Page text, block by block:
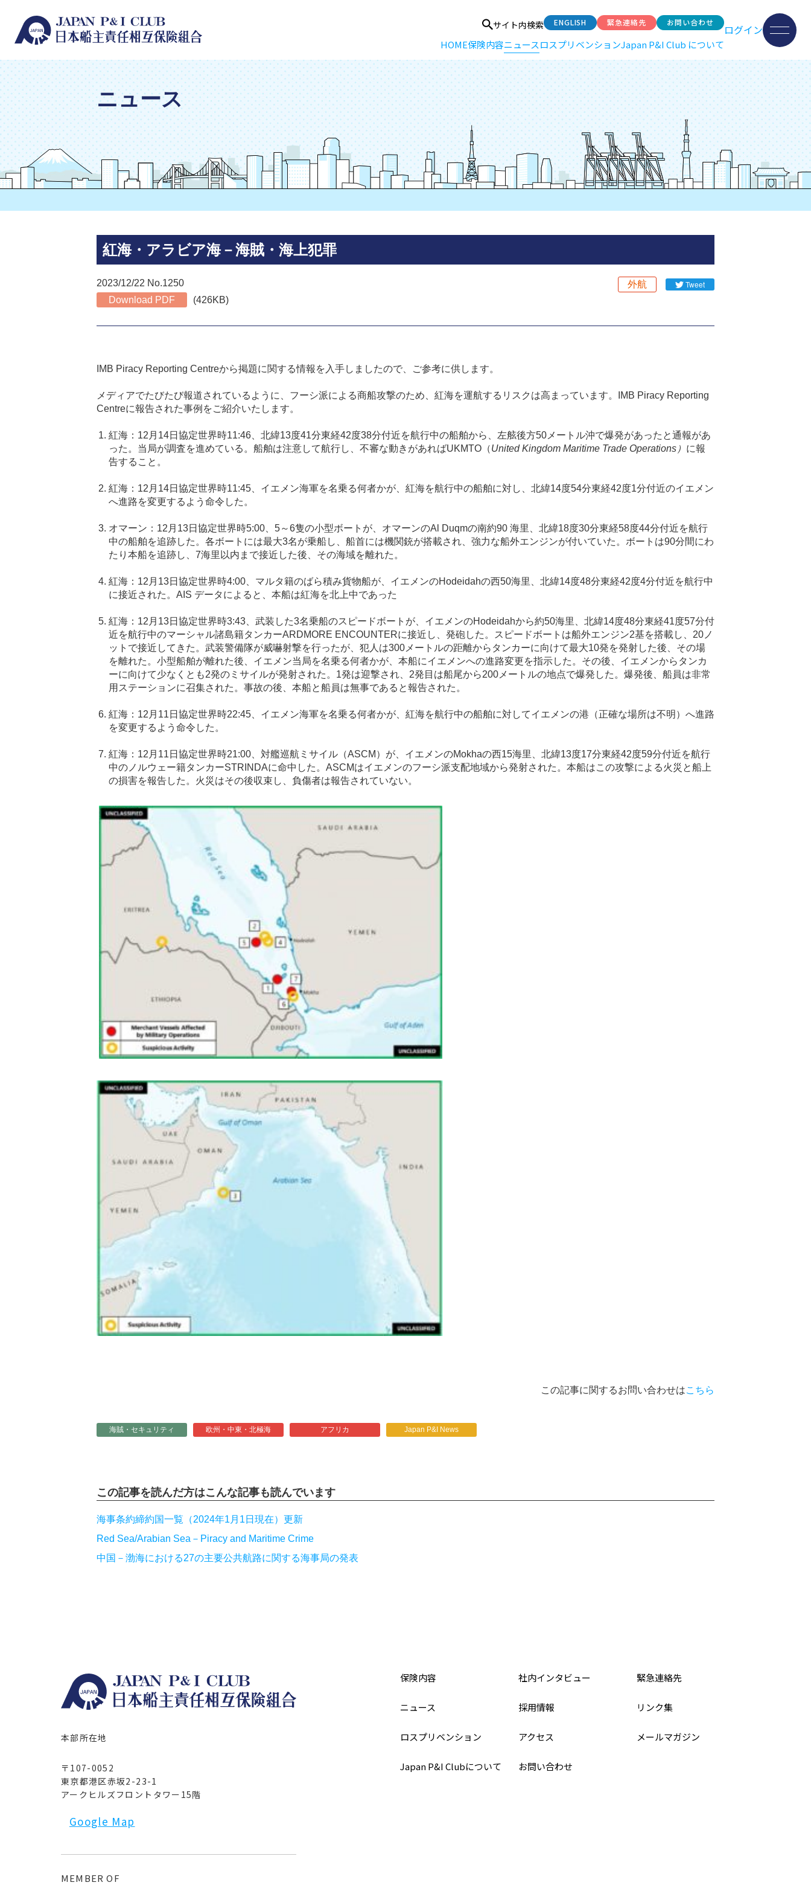
サイト内検索 ENGLISH 緊急連絡先 お問い合わせ
HOME保険内容ニュースロスプリベンションJapan P&I Club について
ログイン
ニュース
紅海・アラビア海－海賊・海上犯罪
2023/12/22 No.1250 外航
Tweet
Download PDF
(426KB)
IMB Piracy Reporting Centreから掲題に関する情報を入手しましたので、ご参考に供します。
メディアでたびたび報道されているように、フーシ派による商船攻撃のため、紅海を運航するリスクは高まっています。IMB Piracy Reporting
Centreに報告された事例をご紹介いたします。
紅海： 12 月 14日協定世界時11:46 、北緯13度41分東経42度38分付近を航行中の船舶から、左舷後方50 メートル沖で爆発があったと通報があ
った。当局が調査を進めている。船舶は注意して航行し、不審な動きがあればUKMTO （United Kingdom Maritime Trade Operations ） に報
告すること。
紅海： 12 月 14日協定世界時11:45 、イエメン海軍を名乗る何者かが、紅海を航行中の船舶に対し、北緯14度54分東経42度1分付近のイエメン
へ進路を変更するよう命令した。
オマーン： 12 月 13日協定世界時5:00 5～6隻の小型ボートが、オマーンのAl Duqmの南約90 海里、北緯18度30分東経58度44分付近を航行
中の船舶を追跡した。各ボートには最大3名が乗船し、船首には機関銃が搭載され、強力な船外エンジンが付いていた。ボートは90分間にわ
たり本船を追跡し、 7海里以内まで接近した後、その海域を離れた。
紅海： 12 月 13日協定世界時4:00 、マルタ籍のばら積み貨物船が、イエメンのHodeidahの西50海里、北緯14度48分東経42度4分付近を航行中
に接近された。 AIS データによると、本船は紅海を北上中であった
紅海： 12 月 13日協定世界時3:43 、武装した3名乗船のスピードボートが、イエメンのHodeidahから約50海里、北緯14度48分東経41度57分付
近を航行中のマーシャル諸島籍タンカーARDMORE ENCOUNTERに接近し、発砲した。スピードボートは船外エンジン2基を搭載し、 20 ノ
ットで接近してきた。武装警備隊が威嚇射撃を行ったが、犯人は300 メートルの距離からタンカーに向けて最大10発を発射した後、その場
を離れた。小型船舶が離れた後、イエメン当局を名乗る何者かが、本船にイエメンへの進路変更を指示した。その後、イエメンからタンカ
ーに向けて少なくとも2発のミサイルが発射された。 1発は迎撃され、 2発目は船尾から200 メートルの地点で爆発した。爆発後、船員は非常
用ステーションに召集された。事故の後、本船と船員は無事であると報告された。
紅海： 12 月 11 日協定世界時22:45 、イエメン海軍を名乗る何者かが、紅海を航行中の船舶に対してイエメンの港（正確な場所は不明）へ進路
を変更するよう命令した。
紅海： 12 月 11 日協定世界時21:00 、対艦巡航ミサイル（ASCM ）が、イエメンのMokhaの西15海里、北緯13度17分東経42度59分付近を航行
中のノルウェー籍タンカーSTRINDAに命中した。 ASCMはイエメンのフーシ派支配地域から発射された。本船はこの攻撃による火災と船上
の損害を報告した。火災はその後収束し、負傷者は報告されていない。
この記事に関するお問い合わせはこちら
海賊・セキュリティ 欧州・中東・北極海 アフリカ Japan P&I News
この記事を読んだ方はこんな記事も読んでいます
海事条約締約国一覧（2024年1月1日現在）更新
Red Sea/Arabian Sea－Piracy and Maritime Crime
中国－渤海における27の主要公共航路に関する海事局の発表
本部所在地
〒107-0052
東京都港区赤坂2-23-1
アークヒルズフロントタワー15階
Google Map
保険内容 社内インタビュー 緊急連絡先
ニュース 採用情報 リンク集
ロスプリベンション アクセス メールマガジン
Japan P&I Clubについて お問い合わせ
MEMBER OF